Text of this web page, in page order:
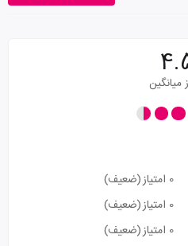
میانگین
0 امتیاز
(ضعیف)
0 امتیاز
(ضعیف)
0 امتیاز
(ضعیف)